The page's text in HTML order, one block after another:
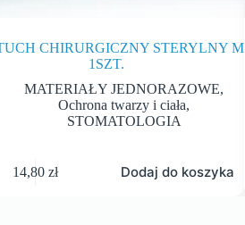
CHIRURGICZNY STERYLNY M
1SZT.
MATERIAŁY JEDNORAZOWE,
Ochrona twarzy i ciała,
STOMATOLOGIA
14,80 zł Dodaj do koszyka